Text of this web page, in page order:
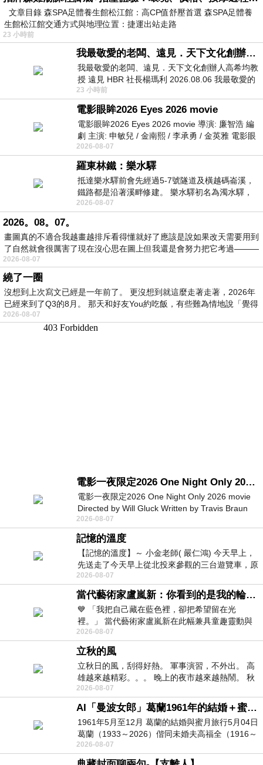
文章目錄 森SPA足體養生館松江館：高CP值舒壓首選 森SPA足體養
生館松江館交通方式與地理位置：捷運出站走路
23 小時前
我最敬愛的老闆、遠見．天下文化創辦人高希均教授
我最敬愛的老闆、遠見．天下文化創辦人高希均教
授 遠見 HBR 社長楊瑪利 2026.08.06 我最敬愛的
老闆、遠見．天下文化創辦人高希均教
23 小時前
電影眼眸2026 Eyes 2026 movie
電影眼眸2026 Eyes 2026 movie 導演: 廉智浩 編
劇 主演: 申敏兒 / 金南熙 / 李承勇 / 金英雅 電影眼
眸2026描述攝影師徐珍因遺
2026-08-07
羅東林鐵：樂水驛
抵達樂水驛前會先經過5-7號隧道及橫越碼崙溪，
鐵路都是沿著溪畔修建。 樂水驛初名為濁水驛，
但因與臺鐵集集線車站同名，於1953
2026-08-07
2026。08。07。
畫圖真的不適合我越畫越排斥看得懂就好了應該是說如果改天需要用到
了自然就會很厲害了現在沒心思在圖上但我還是會努力把它考過———
2026-08-07
繞了一圈
沒想到上次寫文已經是一年前了。 更沒想到就這麼走著走著，2026年
已經來到了Q3的8月。 那天和好友You約吃飯，有些難為情地說「覺得
2026-08-07
電影一夜限定2026 One Night Only 2026 movie
電影一夜限定2026 One Night Only 2026 movie
Directed by Will Gluck Written by Travis Braun
Starring Monica Barbaro
2026-08-07
記憶的溫度
【記憶的溫度】～ 小金老師( 嚴仁鴻) 今天早上，
先送走了今天早上從北投來參觀的三台遊覽車，原
以為展場已經差不多要安靜下來，卻發
2026-08-07
當代藝術家盧嵐新：你看到的是我的輪廓，還是你的故事？——藏在藍色裡的希望與光
💙 「我把自己藏在藍色裡，卻把希望留在光
裡。」 當代藝術家盧嵐新在此幅兼具童趣靈動與
抽象韻味的新作中，用湛藍的羽翼般色塊包覆著
2026-08-07
立秋的風
立秋日的風，刮得好熱。 軍事演習，不外出。 高
雄越來越精彩。。。 晚上的夜市越來越熱鬧。 秋
天的風刮得很熱 夜遊消暑熱。。。
2026-08-07
AI「曼波女郎」葛蘭1961年的結婚＋蜜月旅行 #戀上老電影 #葛蘭 #粟子
1961年5月至12月 葛蘭的結婚與蜜月旅行5月04日
葛蘭（1933～2026）偕同未婚夫高福全（1916～
2004）乘郵輪赴倫敦6月15日於英國倫敦St.S
2026-08-07